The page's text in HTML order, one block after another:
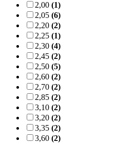
2,00 (1)
2,05 (6)
2,20 (2)
2,25 (1)
2,30 (4)
2,45 (2)
2,50 (5)
2,60 (2)
2,70 (2)
2,85 (2)
3,10 (2)
3,20 (2)
3,35 (2)
3,60 (2)